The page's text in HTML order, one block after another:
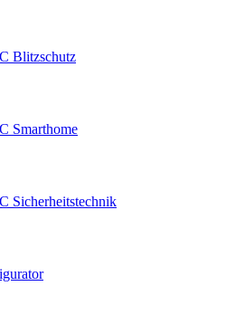
Blitzschutz
Smarthome
Sicherheitstechnik